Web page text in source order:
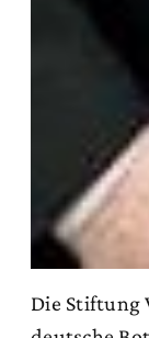
Die Stiftung